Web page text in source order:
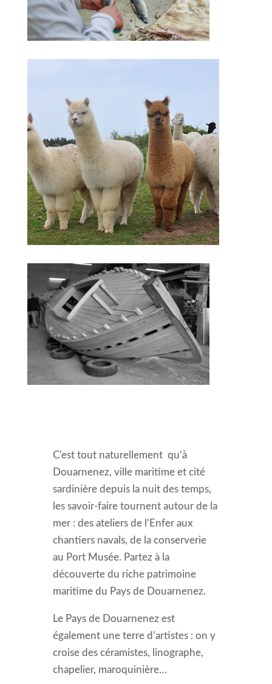
C’est tout naturellement qu’à
Douarnenez, ville maritime et cité
sardinière depuis la nuit des temps,
les savoir-faire tournent autour de la
mer : des ateliers de l’Enfer aux
chantiers navals, de la conserverie
au Port Musée. Partez à la
découverte du riche patrimoine
maritime du Pays de Douarnenez.
Le Pays de Douarnenez est
également une terre d’artistes : on y
croise des céramistes, linographe,
chapelier, maroquinière…